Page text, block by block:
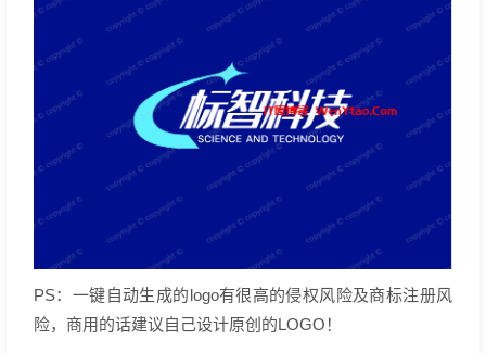
PS：一键自动生成的logo有很高的侵权风险及商标注册风
险，商用的话建议自己设计原创的LOGO！